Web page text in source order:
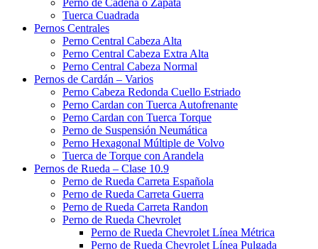
Perno de Cadena o Zapata
Tuerca Cuadrada
Pernos Centrales
Perno Central Cabeza Alta
Perno Central Cabeza Extra Alta
Perno Central Cabeza Normal
Pernos de Cardán – Varios
Perno Cabeza Redonda Cuello Estriado
Perno Cardan con Tuerca Autofrenante
Perno Cardan con Tuerca Torque
Perno de Suspensión Neumática
Perno Hexagonal Múltiple de Volvo
Tuerca de Torque con Arandela
Pernos de Rueda – Clase 10.9
Perno de Rueda Carreta Española
Perno de Rueda Carreta Guerra
Perno de Rueda Carreta Randon
Perno de Rueda Chevrolet
Perno de Rueda Chevrolet Línea Métrica
Perno de Rueda Chevrolet Línea Pulgada